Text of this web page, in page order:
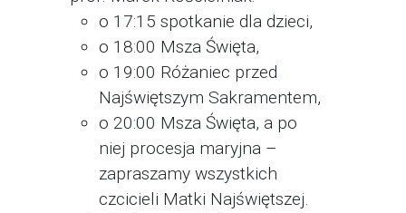
o 17:15 spotkanie dla dzieci,
o 18:00 Msza Święta,
o 19:00 Różaniec przed
Najświętszym Sakramentem,
o 20:00 Msza Święta, a po
niej procesja maryjna –
zapraszamy wszystkich
czcicieli Matki Najświętszej.